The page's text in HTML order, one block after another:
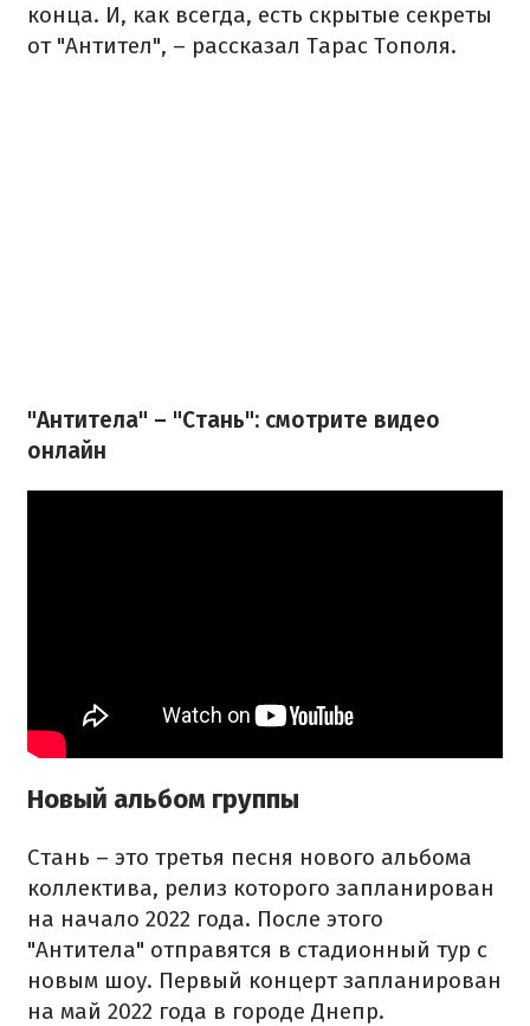
конца. И, как всегда, есть скрытые секреты
от "Антител", – рассказал Тарас Тополя.
"Антитела" – "Стань": смотрите видео
онлайн
Новый альбом группы
Стань – это третья песня нового альбома
коллектива, релиз которого запланирован
на начало 2022 года. После этого
"Антитела" отправятся в стадионный тур с
новым шоу. Первый концерт запланирован
на май 2022 года в городе Днепр.